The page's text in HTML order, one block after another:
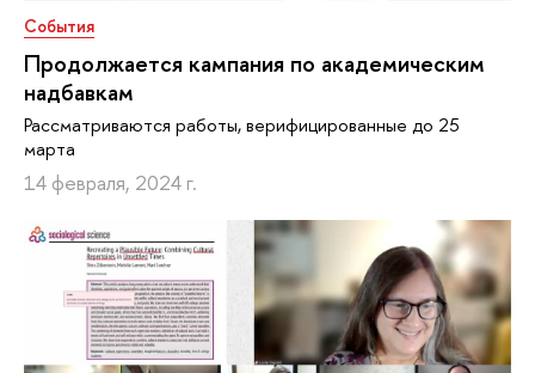
События
Продолжается кампания по академическим
надбавкам
Рассматриваются работы, верифицированные до 25
марта
14 февраля, 2024 г.